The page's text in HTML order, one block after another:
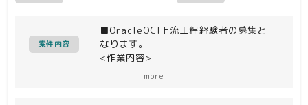
案件内容
■OracleOCI上流工程経験者の募集と
なります。
<作業内容>
more